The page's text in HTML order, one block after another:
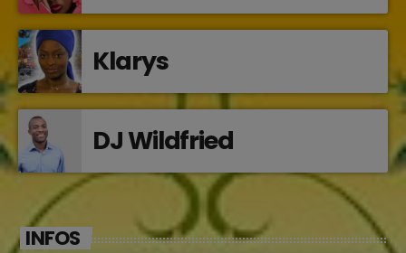
Klarys
DJ Wildfried
INFOS